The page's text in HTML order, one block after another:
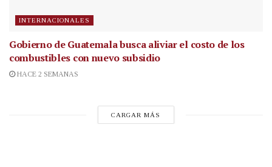
INTERNACIONALES
Gobierno de Guatemala busca aliviar el costo de los
combustibles con nuevo subsidio
HACE 2 SEMANAS
CARGAR MÁS